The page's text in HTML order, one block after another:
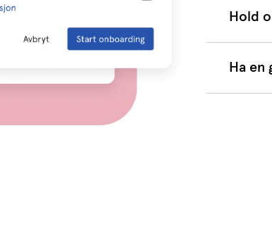
Hold
ikke blir
Ha en